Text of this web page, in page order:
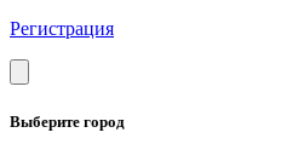
Регистрация
Выберите город